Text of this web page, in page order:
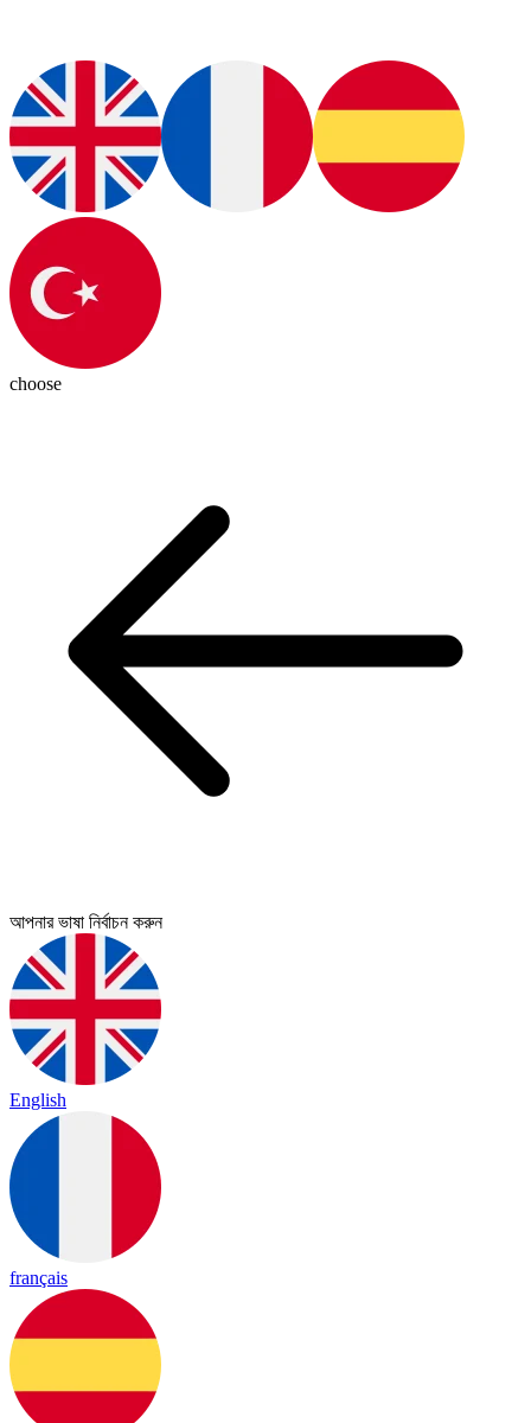
choose
আপনার ভাষা নির্বাচন করুন
English
français